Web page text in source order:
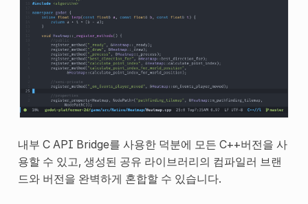
내부 C API Bridge를 사용한 덕분에 모든 C++버전을 사
용할 수 있고, 생성된 공유 라이브러리의 컴파일러 브랜
드와 버전을 완벽하게 혼합할 수 있습니다.